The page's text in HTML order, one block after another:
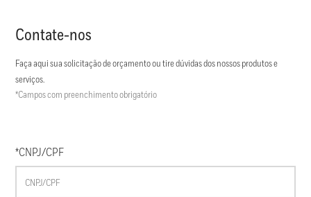
Contate-nos
Faça aqui sua solicitação de orçamento ou tire dúvidas dos nossos produtos e
serviços.
*Campos com preenchimento obrigatório
*CNPJ/CPF